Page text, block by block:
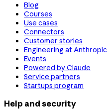
Blog
Courses
Use cases
Connectors
Customer stories
Engineering at Anthropic
Events
Powered by Claude
Service partners
Startups program
Help and security